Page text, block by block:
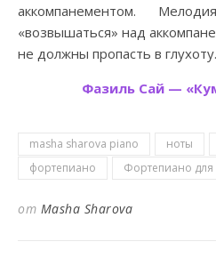
аккомпанементом.
«возвышаться» над
не должны пропасть в глухоту.
Фазиль Сай —
masha sharova piano ноты
фортепиано
Фортепиано для
от Masha Sharova